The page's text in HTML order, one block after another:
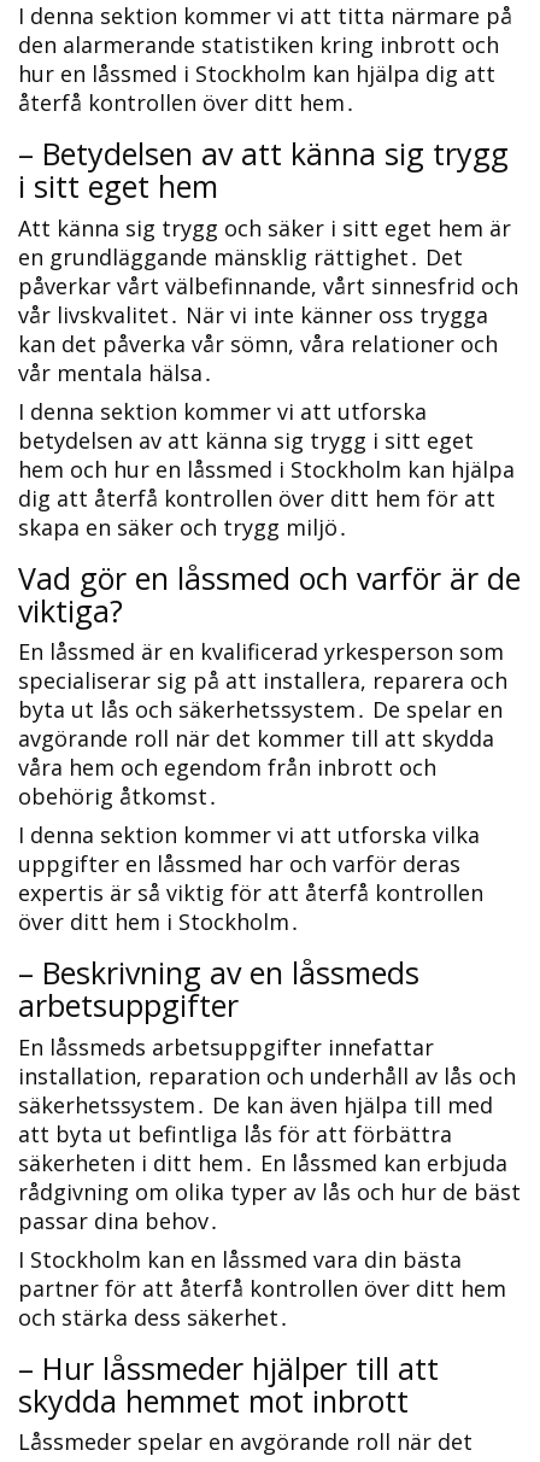
I denna sektion kommer vi att titta närmare på
den alarmerande statistiken kring inbrott och
hur en låssmed i Stockholm kan hjälpa dig att
återfå kontrollen över ditt hem․
– Betydelsen av att känna sig trygg
i sitt eget hem
Att känna sig trygg och säker i sitt eget hem är
en grundläggande mänsklig rättighet․ Det
påverkar vårt välbefinnande, vårt sinnesfrid och
vår livskvalitet․ När vi inte känner oss trygga
kan det påverka vår sömn, våra relationer och
vår mentala hälsa․
I denna sektion kommer vi att utforska
betydelsen av att känna sig trygg i sitt eget
hem och hur en låssmed i Stockholm kan hjälpa
dig att återfå kontrollen över ditt hem för att
skapa en säker och trygg miljö․
Vad gör en låssmed och varför är de
viktiga?​
En låssmed är en kvalificerad yrkesperson som
specialiserar sig på att installera, reparera och
byta ut lås och säkerhetssystem․ De spelar en
avgörande roll när det kommer till att skydda
våra hem och egendom från inbrott och
obehörig åtkomst․
I denna sektion kommer vi att utforska vilka
uppgifter en låssmed har och varför deras
expertis är så viktig för att återfå kontrollen
över ditt hem i Stockholm․
– Beskrivning av en låssmeds
arbetsuppgifter
En låssmeds arbetsuppgifter innefattar
installation, reparation och underhåll av lås och
säkerhetssystem․ De kan även hjälpa till med
att byta ut befintliga lås för att förbättra
säkerheten i ditt hem․ En låssmed kan erbjuda
rådgivning om olika typer av lås och hur de bäst
passar dina behov․
I Stockholm kan en låssmed vara din bästa
partner för att återfå kontrollen över ditt hem
och stärka dess säkerhet․
– Hur låssmeder hjälper till att
skydda hemmet mot inbrott
Låssmeder spelar en avgörande roll när det